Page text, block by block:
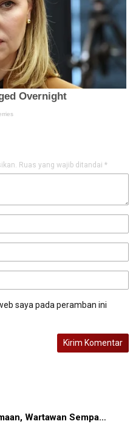
Ruas yang wajib ditandai *
saya pada peramban ini
Wartawan Sempa…